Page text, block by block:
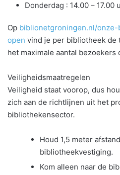
Donderdag : 14.00 – 17.00
Op biblionetgroningen.nl/
open vind je per bibliotheek
het maximale aantal bezoekers
Veiligheidsmaatregelen
Veiligheid staat voorop, dus
zich aan de richtlijnen uit het
bibliothekensector.
Houd 1,5 meter
bibliotheekvestiging.
Kom alleen naar de